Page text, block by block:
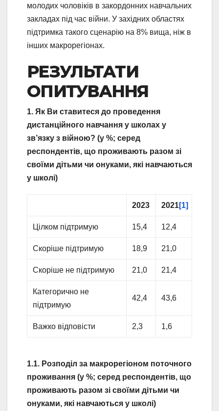
молодих чоловіків в закордонних навчальних
закладах під час війни. У західних областях
підтримка такого сценарію на 8% вища, ніж в
інших макрорегіонах.
РЕЗУЛЬТАТИ
ОПИТУВАННЯ
1. Як Ви ставитеся до проведення
дистанційного навчання у школах у
зв’язку з війною? (у %; серед
респондентів, що проживають разом зі
своїми дітьми чи онуками, які навчаються
у школі)
2023 2021[1]
Цілком підтримую 15,4 12,4
Скоріше підтримую 18,9 21,0
Скоріше не підтримую 21,0 21,4
Категорично не
підтримую
42,4 43,6
Важко відповісти 2,3 1,6
1.1. Розподіл за макрорегіоном поточного
проживання (у %; серед респондентів, що
проживають разом зі своїми дітьми чи
онуками, які навчаються у школі)